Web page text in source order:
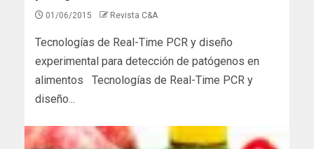
01/06/2015 Revista C&A
Tecnologías de Real-Time PCR y diseño
experimental para detección de patógenos en
alimentos Tecnologías de Real-Time PCR y
diseño...